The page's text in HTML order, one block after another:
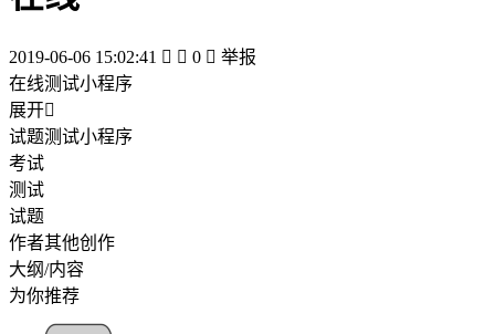
2019-06-06 15:02:41   0  举报
在线测试小程序
展开
试题测试小程序
考试
测试
试题
作者其他创作
大纲/内容
为你推荐